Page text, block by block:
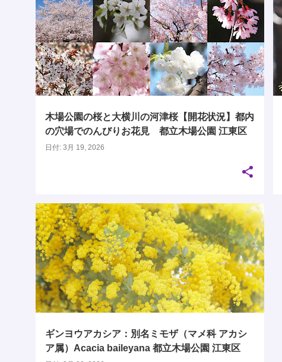
木場公園の桜と大横川の河津桜【開花状況】都内
の穴場でのんびりお花見 都立木場公園 江東区
日付: 3月 19, 2026
01月 02月 03月 04月 サクラ属 バラ科 桜
+
木場公園
ギンヨウアカシア：別名ミモザ（マメ科 アカシ
ア属）Acacia baileyana 都立木場公園 江東区